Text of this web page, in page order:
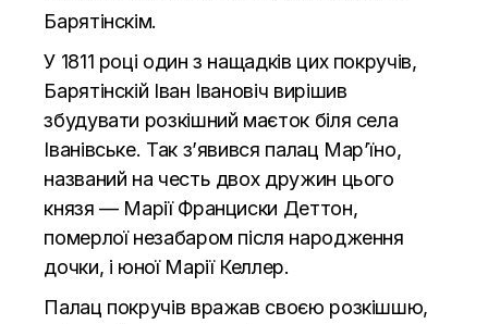
Барятінскім.
У 1811 році один з нащадків цих покручів,
Барятінскій Іван Івановіч вирішив
збудувати розкішний маєток біля села
Іванівське. Так з’явився палац Мар’їно,
названий на честь двох дружин цього
князя — Марії Франциски Деттон,
померлої незабаром після народження
дочки, і юної Марії Келлер.
Палац покручів вражав своєю розкішшю,